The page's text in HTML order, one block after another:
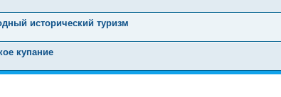
исторический туризм
купание